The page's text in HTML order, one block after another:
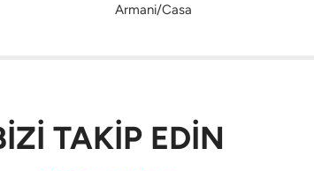
Armani/Casa
TAKİP EDİN